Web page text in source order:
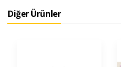
Diğer Ürünler